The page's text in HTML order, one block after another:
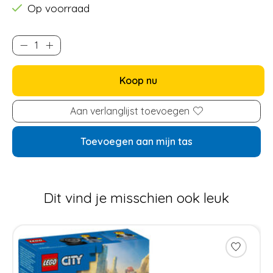
Op voorraad
Koop nu
Aan verlanglijst toevoegen
Toevoegen aan mijn tas
Dit vind je misschien ook leuk
Items van productcarrousel